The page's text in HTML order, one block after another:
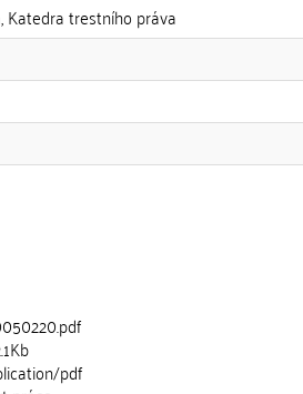
Katedra trestního práva
pdf